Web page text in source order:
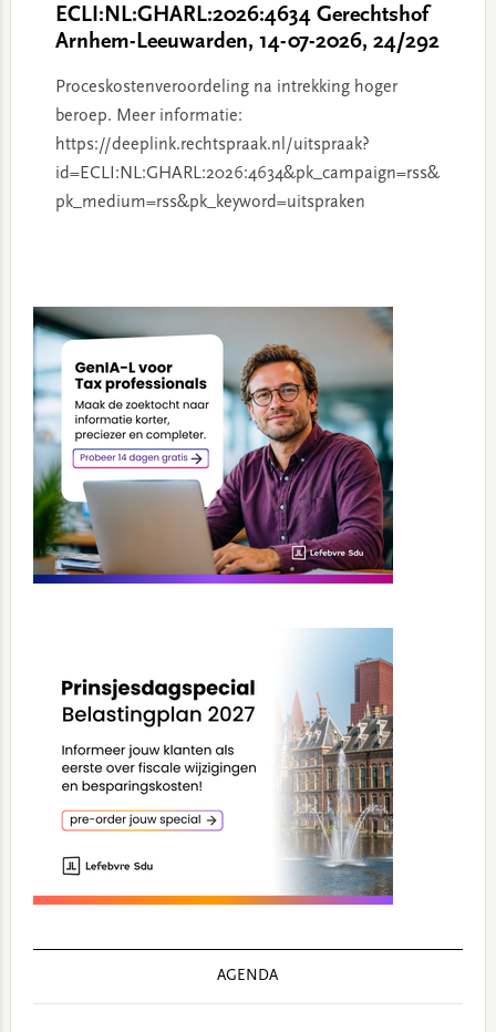
ECLI:NL:GHARL:2026:4634 Gerechtshof
Arnhem-Leeuwarden, 14-07-2026, 24/292
Proceskostenveroordeling na intrekking hoger
beroep. Meer informatie:
https://deeplink.rechtspraak.nl/uitspraak?
id=ECLI:NL:GHARL:2026:4634&pk_campaign=rss&
pk_medium=rss&pk_keyword=uitspraken
Sidebar
AGENDA